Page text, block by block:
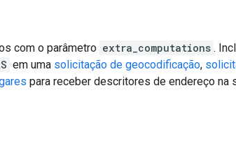
com o parâmetro extra_computations .
em uma solicitação de geocodificação,
para receber descritores de endereço na